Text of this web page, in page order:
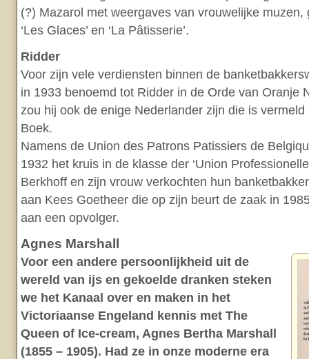
(?) Mazarol met weergaves van vrouwelijke muzen,
‘Les Glaces’ en ‘La Pâtisserie’.
Ridder
Voor zijn vele verdiensten binnen de
in 1933 benoemd tot Ridder in de Orde van Oranje
zou hij ook de enige Nederlander zijn die is
Boek.
Namens de Union des Patrons Patissiers de
1932 het kruis in de klasse der ‘Union
Berkhoff en zijn vrouw verkochten hun
aan Kees Goetheer die op zijn beurt de zaak in
aan een opvolger.
Agnes Marshall
Voor een andere persoonlijkheid uit de
wereld van ijs en gekoelde dranken steken
we het Kanaal over en maken in het
Victoriaanse Engeland kennis met The
Queen of Ice-cream, Agnes Bertha Marshall
(1855 – 1905). Had ze in onze moderne era